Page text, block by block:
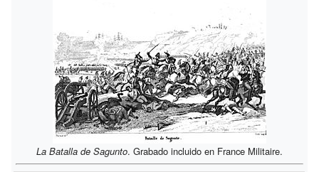
La Batalla de Sagunto. Grabado incluido en France Militaire.